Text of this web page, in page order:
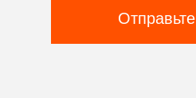
Отправьте